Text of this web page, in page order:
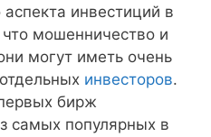
инвестиций в
что мошенничество и
могут иметь очень
инвесторов.
бирж
самых популярных в